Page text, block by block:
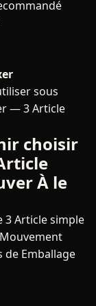
sous
— 3 Article
choisir
À le
3 Article simple
de Emballage